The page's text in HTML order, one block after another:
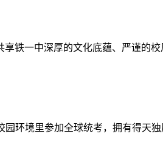
铁一中深厚的文化底蕴、严谨的校
环境里参加全球统考，拥有得天独